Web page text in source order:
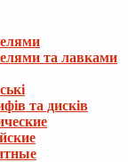
та лавками
та дисків